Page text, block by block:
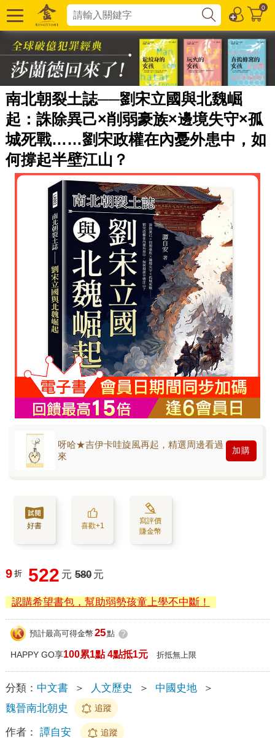
0
南北朝裂土誌──劉宋立國與北魏崛
起：誅除異己×削弱豪族×邊境失守×孤
城死戰……劉宋政權在內憂外患中，如
何撐起半壁江山？
呀哈★吉伊卡哇旋風再起，精選周邊看過
來
加購
好書 喜歡+1
寫評價
賺金幣
9 折 522 元 580 元
認購希望書包，幫助弱勢孩童上學不中斷！
預計最高可得金幣 25點 ?
HAPPY GO享100累1點 4點抵1元 折抵無上限
分類： 中文書 ＞ 人文歷史 ＞ 中國史地
＞
魏晉南北朝史
追蹤
作者： 譚自安 追蹤